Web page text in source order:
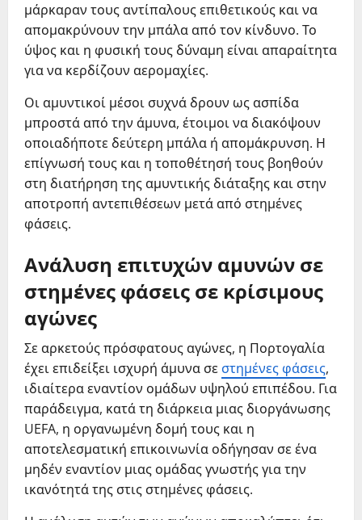
μάρκαραν τους αντίπαλους επιθετικούς και να
απομακρύνουν την μπάλα από τον κίνδυνο. Το
ύψος και η φυσική τους δύναμη είναι απαραίτητα
για να κερδίζουν αερομαχίες.
Οι αμυντικοί μέσοι συχνά δρουν ως ασπίδα
μπροστά από την άμυνα, έτοιμοι να διακόψουν
οποιαδήποτε δεύτερη μπάλα ή απομάκρυνση. Η
επίγνωσή τους και η τοποθέτησή τους βοηθούν
στη διατήρηση της αμυντικής διάταξης και στην
αποτροπή αντεπιθέσεων μετά από στημένες
φάσεις.
Ανάλυση επιτυχών αμυνών σε
στημένες φάσεις σε κρίσιμους
αγώνες
Σε αρκετούς πρόσφατους αγώνες, η Πορτογαλία
έχει επιδείξει ισχυρή άμυνα σεστημένες φάσεις,
ιδιαίτερα εναντίον ομάδων υψηλού επιπέδου. Για
παράδειγμα, κατά τη διάρκεια μιας διοργάνωσης
UEFA, η οργανωμένη δομή τους και η
αποτελεσματική επικοινωνία οδήγησαν σε ένα
μηδέν εναντίον μιας ομάδας γνωστής για την
ικανότητά της στις στημένες φάσεις.